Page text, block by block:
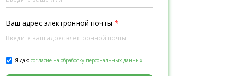
Ваш адрес электронной почты *
Я даю согласие на обработку персональных данных.